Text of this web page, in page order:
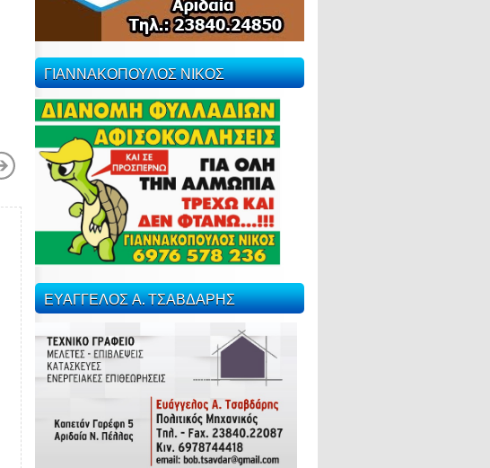
ΓΙΑΝΝΑΚΟΠΟΥΛΟΣ ΝΙΚΟΣ
ΕΥΑΓΓΕΛΟΣ Α. ΤΣΑΒΔΑΡΗΣ